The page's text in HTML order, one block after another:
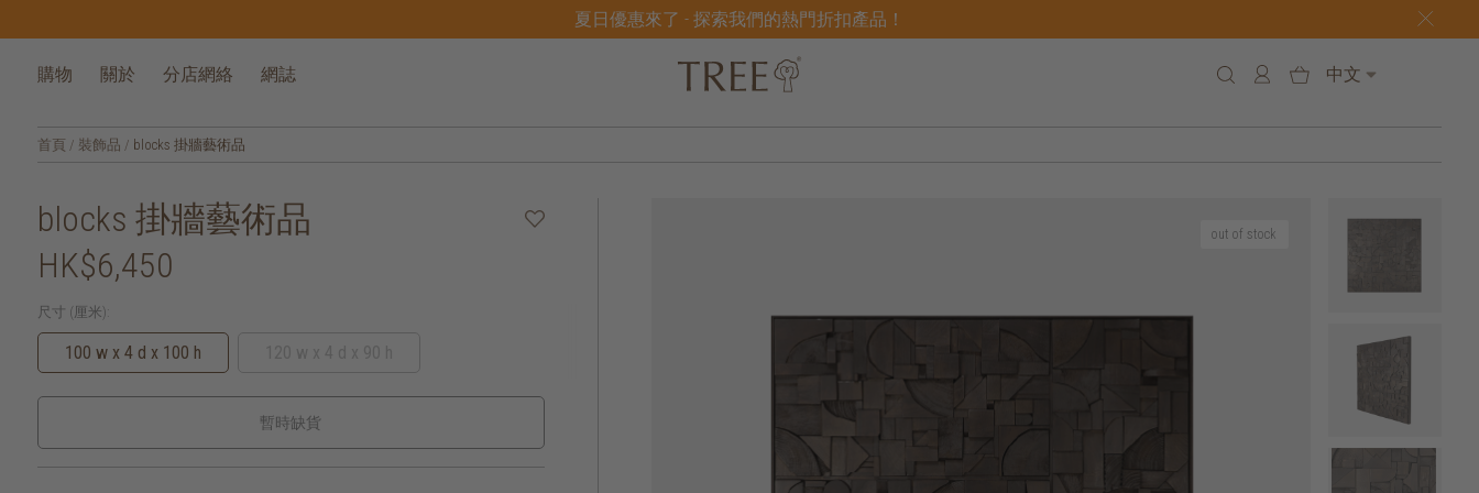
夏日優惠來了 - 探索我們的熱門折扣產品！
購物 關於 分店網絡 網誌 中文
首頁 / 裝飾品 / blocks 掛牆藝術品
out of stock
blocks 掛牆藝術品
HK$6,450
尺寸 (厘米):
100 w x 4 d x 100 h
暫時缺貨